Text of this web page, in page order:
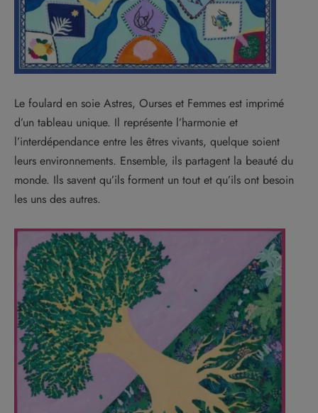
Le foulard en soie Astres, Ourses et Femmes est imprimé
d’un tableau unique. Il représente l’harmonie et
l’interdépendance entre les êtres vivants, quelque soient
leurs environnements. Ensemble, ils partagent la beauté du
monde. Ils savent qu’ils forment un tout et qu’ils ont besoin
les uns des autres.